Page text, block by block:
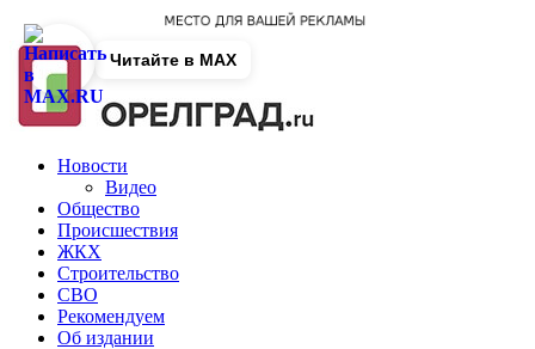
Новости
Видео
Общество
Происшествия
ЖКХ
Строительство
СВО
Рекомендуем
Об издании
Читайте в MAX